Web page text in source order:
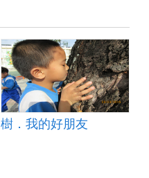
樹．我的好朋友